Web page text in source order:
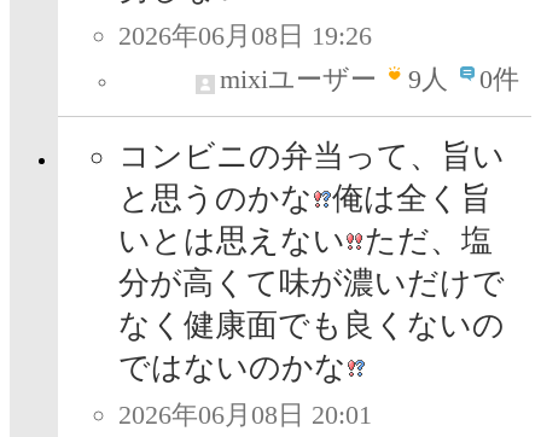
2026年06月08日 19:26
mixiユーザー
9人 0件
コンビニの弁当って、旨い
と思うのかな
俺は全く旨
いとは思えない
ただ、塩
分が高くて味が濃いだけで
なく健康面でも良くないの
ではないのかな
2026年06月08日 20:01